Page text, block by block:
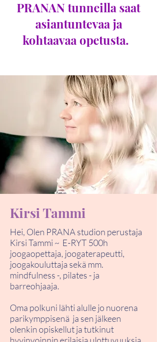
PRANAN tunneilla saat
asiantuntevaa ja
kohtaavaa opetusta.
Kirsi Tammi
Hei, Olen PRANA studion perustaja
Kirsi Tammi ~ E-RYT 500h
joogaopettaja, joogaterapeutti,
joogakouluttaja sekä mm.
mindfulness -, pilates - ja
barreohjaaja.
Oma polkuni lähti alulle jo nuorena
parikymppisenä ja sen jälkeen
olenkin opiskellut ja tutkinut